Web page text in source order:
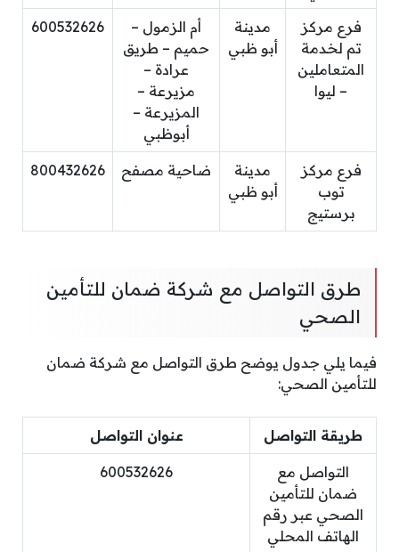
فرع مركز
تم لخدمة
المتعاملين
– ليوا
مدينة
أبو ظبي
أم الزمول –
حميم – طريق
عرادة –
مزيرعة –
المزيرعة –
أبوظبي
600532626
فرع مركز
توب
برستيج
مدينة
أبو ظبي
ضاحية مصفح 800432626
طرق التواصل مع شركة ضمان للتأمين
الصحي
فيما يلي جدول يوضح طرق التواصل مع شركة ضمان
للتأمين الصحي:
طريقة التواصل عنوان التواصل
التواصل مع
ضمان للتأمين
الصحي عبر رقم
الهاتف المحلي
600532626